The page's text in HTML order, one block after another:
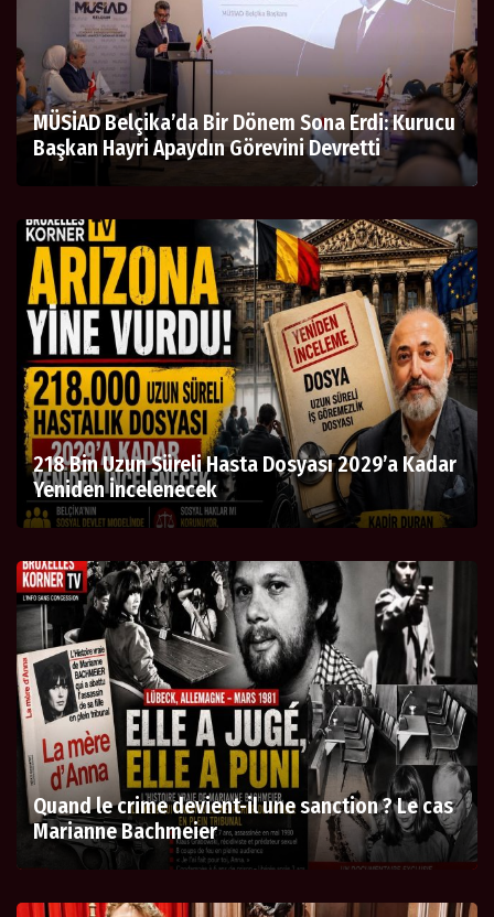
MÜSİAD Belçika’da Bir Dönem Sona Erdi: Kurucu
Başkan Hayri Apaydın Görevini Devretti
218 Bin Uzun Süreli Hasta Dosyası 2029’a Kadar
Yeniden İncelenecek
Quand le crime devient-il une sanction ? Le cas
Marianne Bachmeier